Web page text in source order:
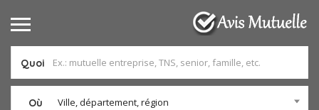
Quoi
Où Ville, département, région